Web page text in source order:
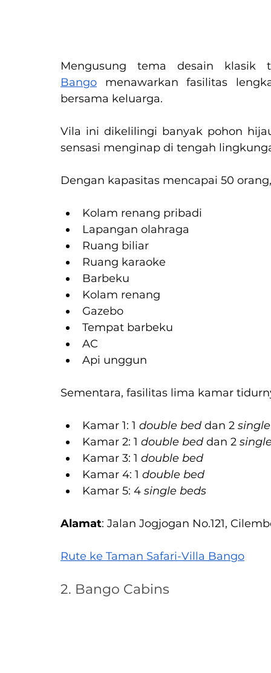
Mengusung tema desain klasik
Bango menawarkan fasilitas
bersama keluarga.
Vila ini dikelilingi banyak pohon
sensasi menginap di tengah
Dengan kapasitas mencapai 50
Kolam renang pribadi
Lapangan olahraga
Ruang biliar
Ruang karaoke
Barbeku
Kolam renang
Gazebo
Tempat barbeku
AC
Api unggun
Sementara, fasilitas lima kamar
Kamar 1: 1 double bed dan 2
Kamar 2: 1 double bed dan 2
Kamar 3: 1 double bed
Kamar 4: 1 double bed
Kamar 5: 4 single beds
Alamat: Jalan Jogjogan No.121,
Rute ke Taman Safari-Villa Bango
2. Bango Cabins